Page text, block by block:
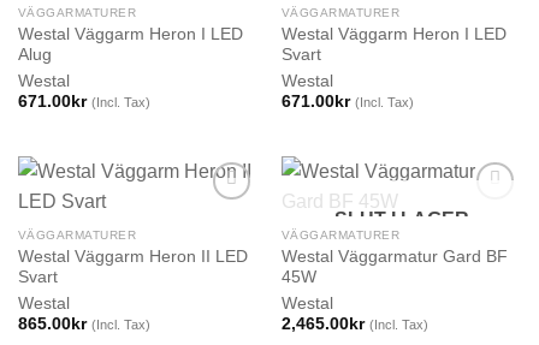
VÄGGARMATURER
Westal Väggarm Heron I LED
Alug
Westal
671.00kr (Incl. Tax)
VÄGGARMATURER
Westal Väggarm Heron I LED
Svart
Westal
671.00kr (Incl. Tax)
VÄGGARMATURER
Westal Väggarm Heron II LED
Svart
Westal
865.00kr (Incl. Tax)
SLUT I LAGER
VÄGGARMATURER
Westal Väggarmatur Gard BF
45W
Westal
2,465.00kr (Incl. Tax)